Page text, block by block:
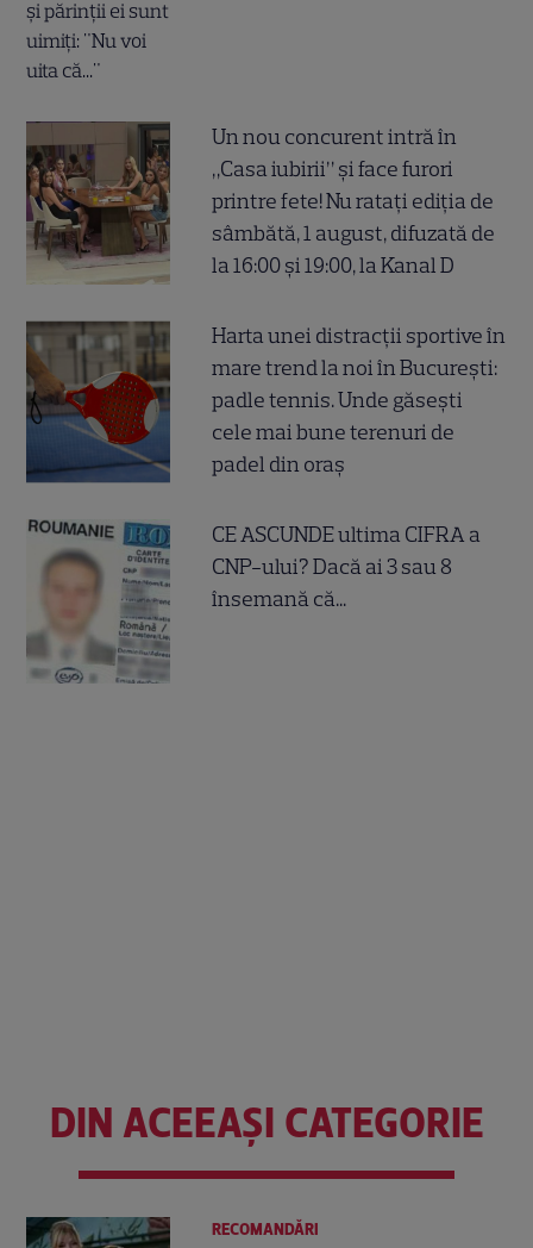
Un nou concurent intră în
„Casa iubirii” și face furori
printre fete! Nu ratați ediția de
sâmbătă, 1 august, difuzată de
la 16:00 și 19:00, la Kanal D
Harta unei distracții sportive în
mare trend la noi în București:
padle tennis. Unde găsești
cele mai bune terenuri de
padel din oraș
CE ASCUNDE ultima CIFRA a
CNP-ului? Dacă ai 3 sau 8
însemană că...
DIN ACEEAȘI CATEGORIE
RECOMANDĂRI